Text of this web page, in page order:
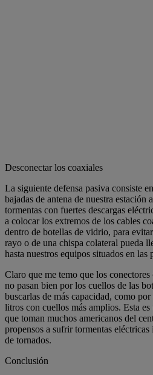
Desconectar los coaxiales
La siguiente defensa pasiva consiste
bajadas de antena de nuestra estación
tormentas con fuertes descargas
a colocar los extremos de los cables
dentro de botellas de vidrio, para
rayo o de una chispa colateral pueda
hasta nuestros equipos situados en las
Claro que me temo que los
no pasan bien por los cuellos de las
buscarlas de más capacidad, como
litros con cuellos más amplios. Esta
que toman muchos americanos del
propensos a sufrir tormentas
de tornados.
Conclusión